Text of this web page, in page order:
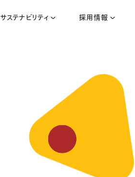
サステナビリティ 採用情報